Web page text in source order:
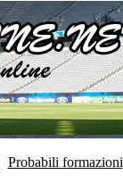
Probabili formazioni